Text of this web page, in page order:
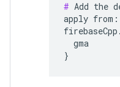
# Add the
apply from:
  gma